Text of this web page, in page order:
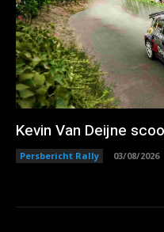
Kevin Van Deijne
Persbericht Rally 03/08/2026